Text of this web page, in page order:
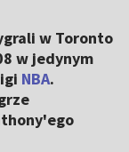
w Toronto
w jedynym
NBA.